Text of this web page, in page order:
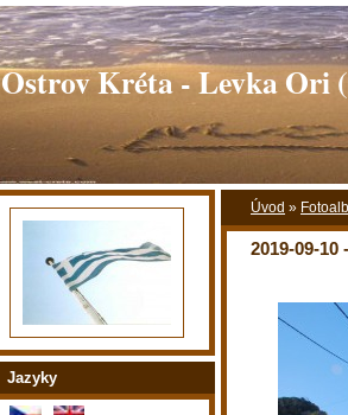
Ostrov Kréta - Levka Ori
Úvod »
2019-09-
Jazyky